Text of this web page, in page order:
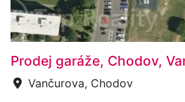
Prodej garáže, Chodov,
Vančurova, Chodov